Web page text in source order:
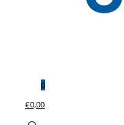
0
€0,00